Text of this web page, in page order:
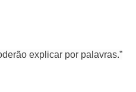
explicar por palavras.”